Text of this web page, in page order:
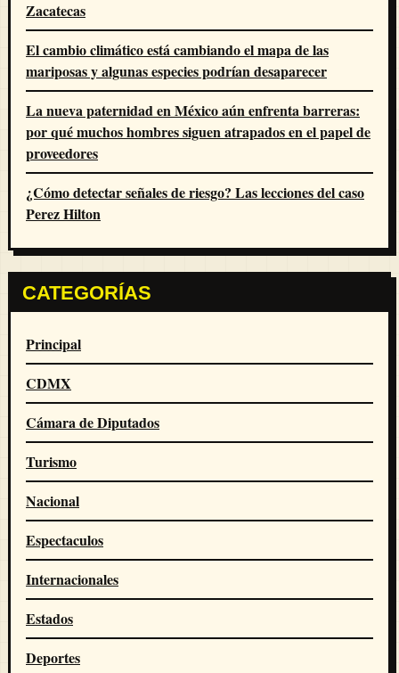
Zacatecas
El cambio climático está cambiando el mapa de las
mariposas y algunas especies podrían desaparecer
La nueva paternidad en México aún enfrenta barreras:
por qué muchos hombres siguen atrapados en el papel de
proveedores
¿Cómo detectar señales de riesgo? Las lecciones del caso
Perez Hilton
CATEGORÍAS
Principal
CDMX
Cámara de Diputados
Turismo
Nacional
Espectaculos
Internacionales
Estados
Deportes